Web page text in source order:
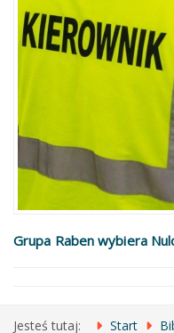
Grupa Raben wybiera
Jesteś tutaj: Start